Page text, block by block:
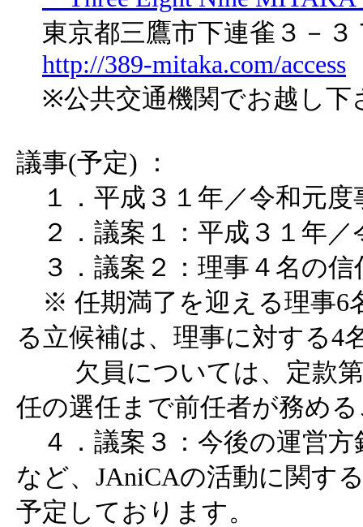
東京都三鷹市下連雀３－３
http://389-mitaka.com/access
※公共交通機関でお越し下
議事(予定) ：
１．平成３１年／令和元度
２．議案１：平成３１年／
３．議案２：理事４名の信
※ 任期満了を迎える理事6
る立候補は、理事に対する4
欠員については、定款第
任の選任まで前任者が務め
４．議案３：今後の運営方
など、JAniCAの活動に関す
予定しております。